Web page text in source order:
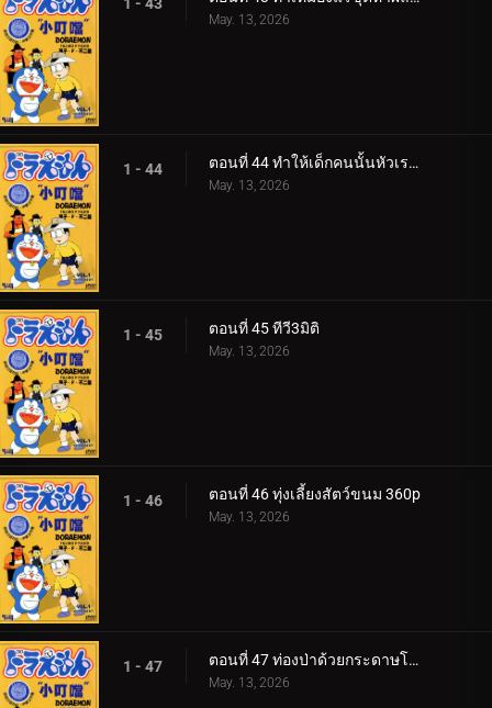
1 - 43
May. 13, 2026
1 - 44 ตอนที่ 44 ทำให้เด็กคนนั้นหัวเราะหน่อย
May. 13, 2026
1 - 45 ตอนที่ 45 ทีวี3มิติ
May. 13, 2026
1 - 46 ตอนที่ 46 ทุ่งเลี้ยงสัตว์ขนม 360p
May. 13, 2026
1 - 47 ตอนที่ 47 ท่องป่าด้วยกระดาษโอริงามิ
May. 13, 2026